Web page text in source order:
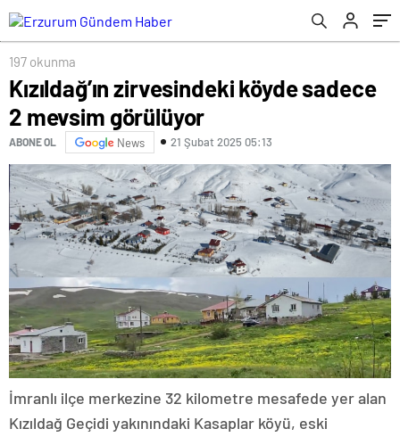
197 okunma
Kızıldağ’ın zirvesindeki köyde sadece
2 mevsim görülüyor
ABONE OL News 21 Şubat 2025 05:13
İmranlı ilçe merkezine 32 kilometre mesafede yer alan
Kızıldağ Geçidi yakınındaki Kasaplar köyü, eski